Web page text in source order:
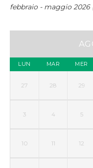
febbraio - maggio
LUN MAR MER
27 28 29
3 4 5
10 11 12